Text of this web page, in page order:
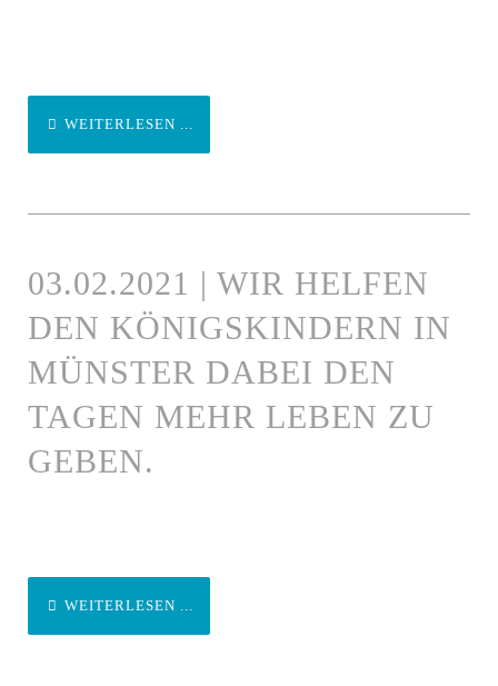
WEITERLESEN ...
03.02.2021 | WIR HELFEN
DEN KÖNIGSKINDERN IN
MÜNSTER DABEI DEN
TAGEN MEHR LEBEN ZU
GEBEN.
WEITERLESEN ...